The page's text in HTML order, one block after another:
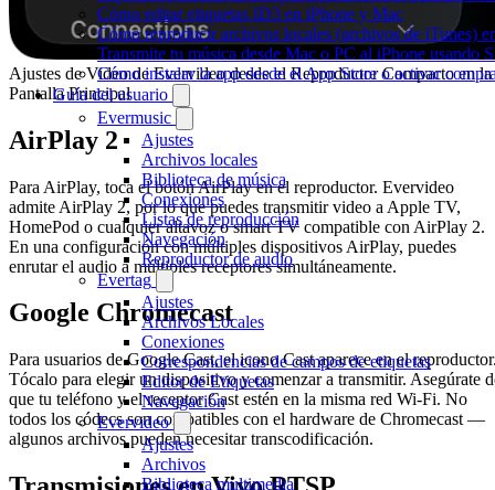
Cómo editar etiquetas ID3 en iPhone y Mac
Cómo reproducir archivos locales (archivos de iTunes)
Transmite tu música desde Mac o PC al iPhone usando
Cómo instalar la app desde el App Store o activar
Guía del usuario
Evermusic
Ajustes
Archivos locales
Biblioteca de música
Conexiones
Listas de reproducción
Navegación
Reproductor de audio
Evertag
Ajustes
Archivos Locales
Conexiones
Correspondencias de campos de etiquetas
Editor de Etiquetas
Navegación
Evervideo
Ajustes
Archivos
Biblioteca multimedia
Ajustes de Video de Evervideo desde el Reproductor Compacto en la
Pantalla Principal
AirPlay 2
Para AirPlay, toca el botón AirPlay en el reproductor. Evervideo
admite AirPlay 2, por lo que puedes transmitir video a Apple TV,
HomePod o cualquier altavoz o smart TV compatible con AirPlay 2.
En una configuración con múltiples dispositivos AirPlay, puedes
enrutar el audio a múltiples receptores simultáneamente.
Google Chromecast
Para usuarios de Google Cast, el icono Cast aparece en el
Tócalo para elegir un dispositivo y comenzar a transmitir. Asegúrate
que tu teléfono y el receptor Cast estén en la misma red Wi-Fi. No
todos los códecs son compatibles con el hardware de Chromecast —
algunos archivos pueden necesitar transcodificación.